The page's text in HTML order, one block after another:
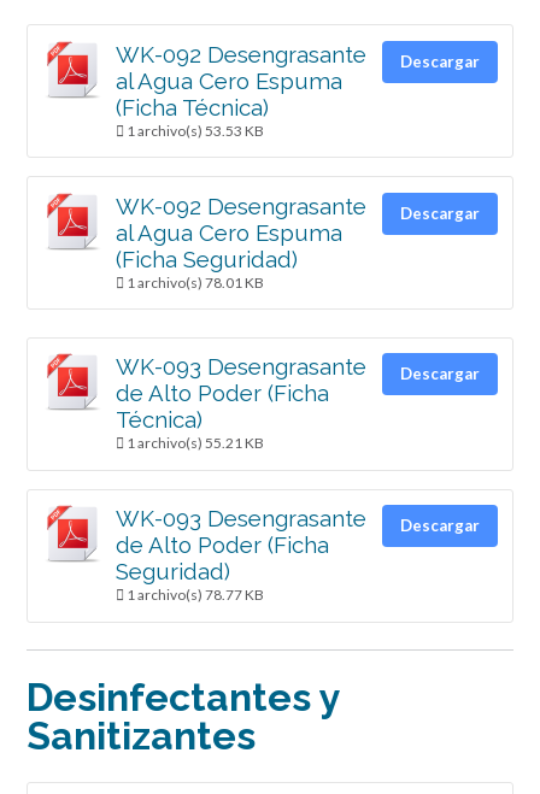
WK-092 Desengrasante
al Agua Cero Espuma
(Ficha Técnica)
1 archivo(s) 53.53 KB
Descargar
WK-092 Desengrasante
al Agua Cero Espuma
(Ficha Seguridad)
1 archivo(s) 78.01 KB
Descargar
WK-093 Desengrasante
de Alto Poder (Ficha
Técnica)
1 archivo(s) 55.21 KB
Descargar
WK-093 Desengrasante
de Alto Poder (Ficha
Seguridad)
1 archivo(s) 78.77 KB
Descargar
Desinfectantes y
Sanitizantes